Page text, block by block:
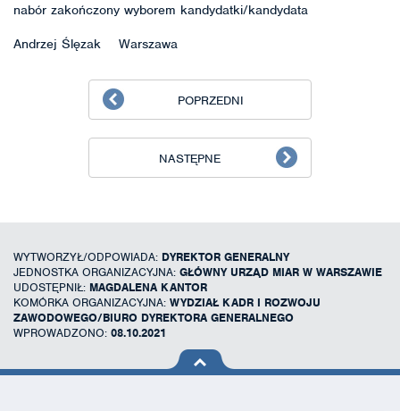
nabór zakończony wyborem kandydatki/kandydata
Andrzej Ślęzak Warszawa
POPRZEDNI
NASTĘPNE
WYTWORZYŁ/ODPOWIADA: DYREKTOR GENERALNY
JEDNOSTKA ORGANIZACYJNA: GŁÓWNY URZĄD MIAR W WARSZAWIE
UDOSTĘPNIŁ: MAGDALENA KANTOR
KOMÓRKA ORGANIZACYJNA: WYDZIAŁ KADR I ROZWOJU
ZAWODOWEGO/BIURO DYREKTORA GENERALNEGO
WPROWADZONO: 08.10.2021
na górę